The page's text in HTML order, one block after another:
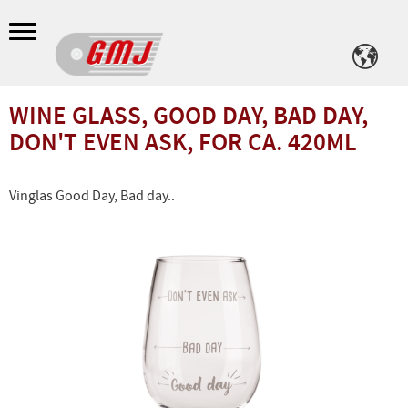
Meny
WINE GLASS, GOOD DAY, BAD DAY,
DON'T EVEN ASK, FOR CA. 420ML
Vinglas Good Day, Bad day..